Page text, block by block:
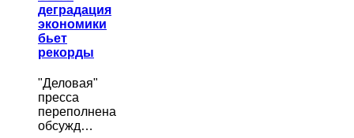
деградация
экономики
бьет
рекорды
"Деловая"
пресса
переполнена
обсужд…